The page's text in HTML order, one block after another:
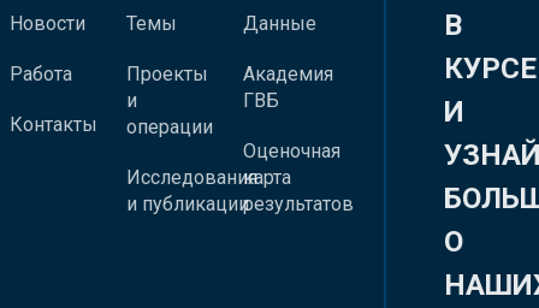
Новости
Работа
Контакты
Темы
Проекты
и
операции
Исследования
и публикации
Данные
Академия
ГВБ
Оценочная
карта
результатов
В
КУРСЕ
И
О